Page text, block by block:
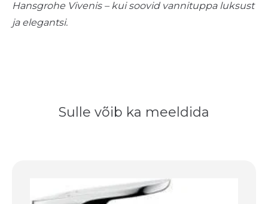
Hansgrohe Vivenis – kui soovid vannituppa luksust
ja elegantsi.
Sulle võib ka meeldida